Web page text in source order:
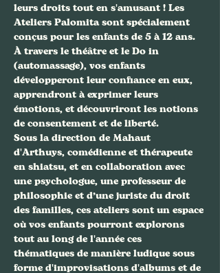
leurs droits tout en s'amusant ! Les
Ateliers Palomita sont spécialement
conçus pour les enfants de 5 à 12 ans.
À travers le théâtre et le Do in
(automassage), vos enfants
développeront leur confiance en eux,
apprendront à exprimer leurs
émotions, et découvriront les notions
de consentement et de liberté.
Sous la direction de Mahaut
d'Arthuys, comédienne et thérapeute
en shiatsu, et en collaboration avec
une psychologue, une professeur de
philosophie et d’une juriste du droit
des familles, ces ateliers sont un espace
où vos enfants pourront explorons
tout au long de l'année ces
thématiques de manière ludique sous
forme d'improvisations d'albums et de